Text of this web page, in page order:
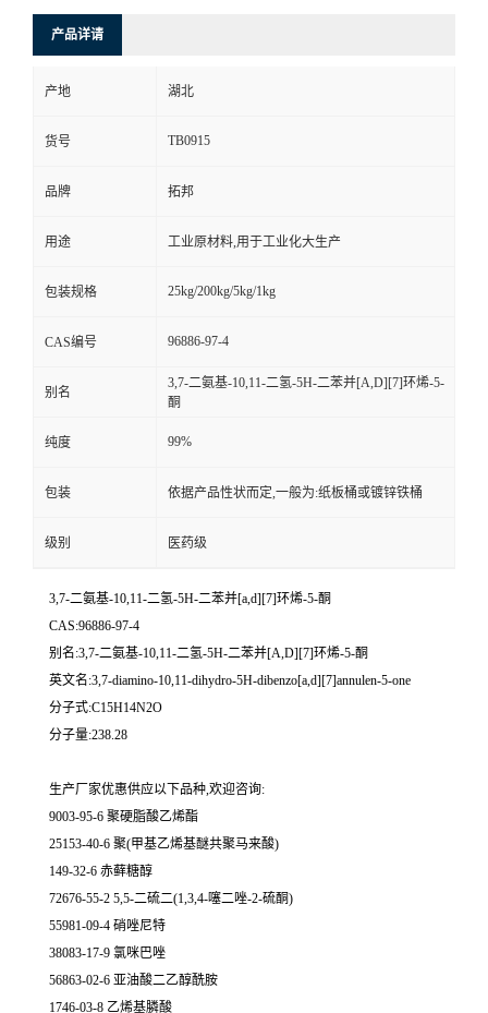
产品详请
产地 湖北
货号 TB0915
品牌 拓邦
用途 工业原材料,用于工业化大生产
包装规格 25kg/200kg/5kg/1kg
CAS编号 96886-97-4
别名
3,7-二氨基-10,11-二氢-5H-二苯并[A,D][7]环烯-5-
酮
纯度 99%
包装 依据产品性状而定,一般为:纸板桶或镀锌铁桶
级别 医药级
3,7-二氨基-10,11-二氢-5H-二苯并[a,d][7]环烯-5-酮
CAS:96886-97-4
别名:3,7-二氨基-10,11-二氢-5H-二苯并[A,D][7]环烯-5-酮
英文名:3,7-diamino-10,11-dihydro-5H-dibenzo[a,d][7]annulen-5-one
分子式:C15H14N2O
分子量:238.28
生产厂家优惠供应以下品种,欢迎咨询:
9003-95-6 聚硬脂酸乙烯酯
25153-40-6 聚(甲基乙烯基醚共聚马来酸)
149-32-6 赤藓糖醇
72676-55-2 5,5-二硫二(1,3,4-噻二唑-2-硫酮)
55981-09-4 硝唑尼特
38083-17-9 氯咪巴唑
56863-02-6 亚油酸二乙醇酰胺
1746-03-8 乙烯基膦酸